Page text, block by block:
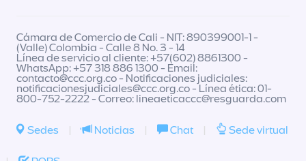
Cámara de Comercio de Cali - NIT: 890399001-1 -
(Valle) Colombia - Calle 8 No. 3 - 14
Línea de servicio al cliente: +57(602) 8861300 -
WhatsApp: +57 318 886 1300 - Email:
contacto@ccc.org.co- Notificaciones judiciales:
notificacionesjudiciales@ccc.org.co- Línea ética: 01-
800-752-2222 - Correo: lineaeticaccc@resguarda.com
Sedes | Noticias | Chat | Sede virtual